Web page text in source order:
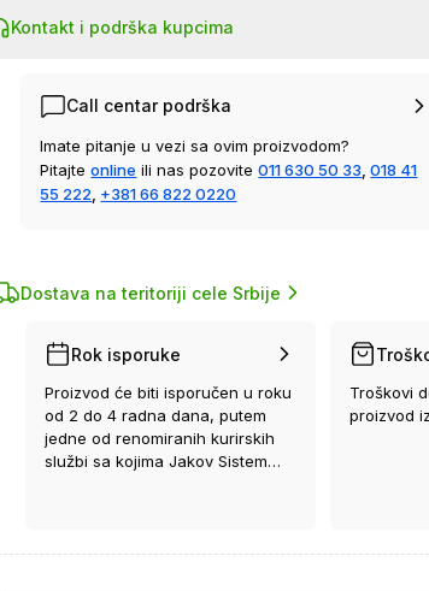
Kontakt i podrška kupcima
Call centar podrška
Imate pitanje u vezi sa ovim proizvodom?
Pitajte online ili nas pozovite 011 630 50 33 018 41
55 222 +381 66 822 0220
Dostava na teritoriji cele Srbije
Rok isporuke
Proizvod će biti isporučen u roku
od 2 do 4 radna dana, putem
jedne od renomiranih kurirskih
službi sa kojima Jakov Sistem
Troškovi
proizvod